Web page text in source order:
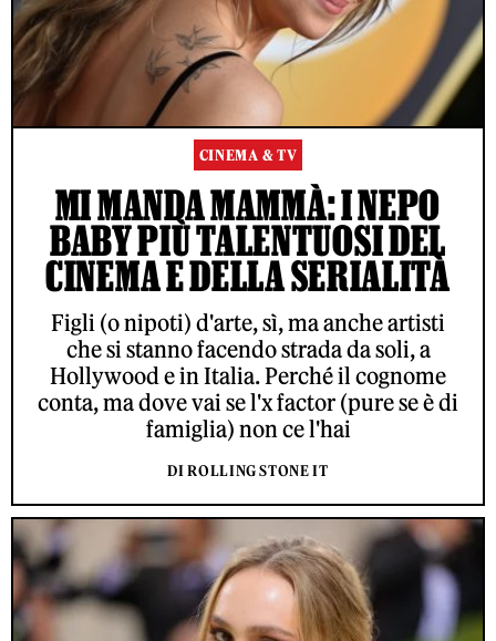
CINEMA & TV
MI MANDA MAMMÀ: I NEPO
BABY PIÙ TALENTUOSI DEL
CINEMA E DELLA SERIALITÀ
Figli (o nipoti) d'arte, sì, ma anche artisti
che si stanno facendo strada da soli, a
Hollywood e in Italia. Perché il cognome
conta, ma dove vai se l'x factor (pure se è di
famiglia) non ce l'hai
DI ROLLING STONE IT